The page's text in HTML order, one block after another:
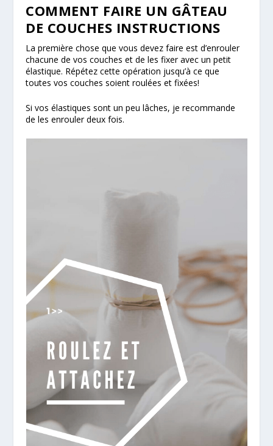
COMMENT FAIRE UN GÂTEAU
DE COUCHES INSTRUCTIONS
La première chose que vous devez faire est d’enrouler
chacune de vos couches et de les fixer avec un petit
élastique. Répétez cette opération jusqu’à ce que
toutes vos couches soient roulées et fixées!
Si vos élastiques sont un peu lâches, je recommande
de les enrouler deux fois.